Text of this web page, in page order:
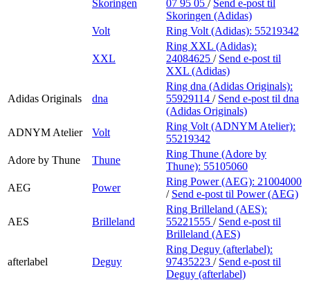
Skoringen
07 95 05 / Send e-post til
Skoringen (Adidas)
Volt
Ring Volt (Adidas): 55219342
XXL
Ring XXL (Adidas):
24084625 / Send e-post til
XXL (Adidas)
Adidas Originals dna
Ring dna (Adidas Originals):
55929114 / Send e-post til dna
(Adidas Originals)
ADNYM Atelier
Volt
Ring Volt (ADNYM Atelier):
55219342
Adore by Thune
Thune
Ring Thune (Adore by
Thune): 55105060
AEG
Power
Ring Power (AEG): 21004000
/ Send e-post til Power (AEG)
AES Brilleland
Ring Brilleland (AES):
55221555 / Send e-post til
Brilleland (AES)
afterlabel Deguy
Ring Deguy (afterlabel):
97435223 / Send e-post til
Deguy (afterlabel)